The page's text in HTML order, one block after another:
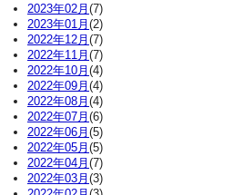
2023年02月 (7)
2023年01月 (2)
2022年12月 (7)
2022年11月 (7)
2022年10月 (4)
2022年09月 (4)
2022年08月 (4)
2022年07月 (6)
2022年06月 (5)
2022年05月 (5)
2022年04月 (7)
2022年03月 (3)